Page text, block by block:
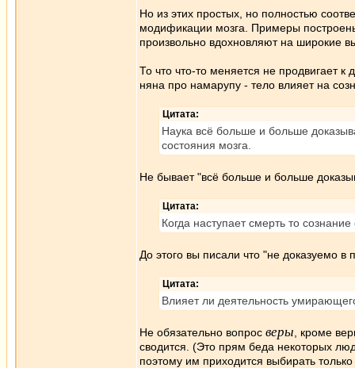
Но из этих простых, но полностью
модификации мозга. Примеры
произвольно вдохновляют на широкие
То что что-то меняется не продвигает к
няна про намарупу - тело влияет на
Цитата:
Наука всё больше и больше
состояния мозга.
Не бывает "всё больше и больше
Цитата:
Когда наступает смерть то
До этого вы писали что "не доказуемо в
Цитата:
Влияет ли деятельность
Не обязательно вопрос веры , кроме
сводится. (Это прям беда некоторых
поэтому им приходится выбирать